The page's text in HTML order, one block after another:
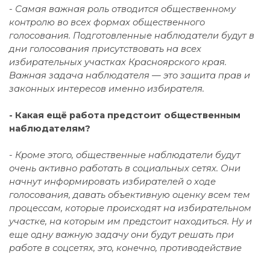
- Самая важная роль отводится общественному
контролю во всех формах общественного
голосования. Подготовленные наблюдатели будут в
дни голосования присутствовать на всех
избирательных участках Красноярского края.
Важная задача наблюдателя — это защита прав и
законных интересов именно избирателя.
- Какая ещё работа предстоит общественным
наблюдателям?
- Кроме этого, общественные наблюдатели будут
очень активно работать в социальных сетях. Они
начнут информировать избирателей о ходе
голосования, давать объективную оценку всем тем
процессам, которые происходят на избирательном
участке, на которым им предстоит находиться. Ну и
еще одну важную задачу они будут решать при
работе в соцсетях, это, конечно, противодействие